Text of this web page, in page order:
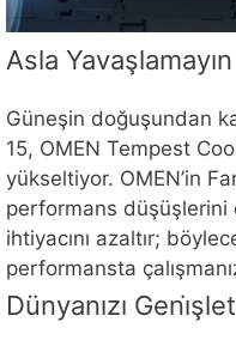
Asla Yavaşlamayın
Güneşin doğuşundan
15, OMEN Tempest
yükseltiyor. OMEN’in
performans düşüşlerini
ihtiyacını azaltır;
performansta
Dünyanızı